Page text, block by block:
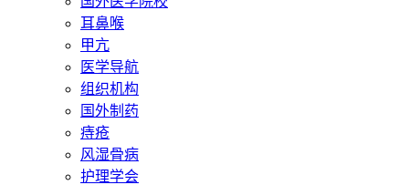
耳鼻喉
甲亢
医学导航
组织机构
国外制药
痔疮
风湿骨病
护理学会